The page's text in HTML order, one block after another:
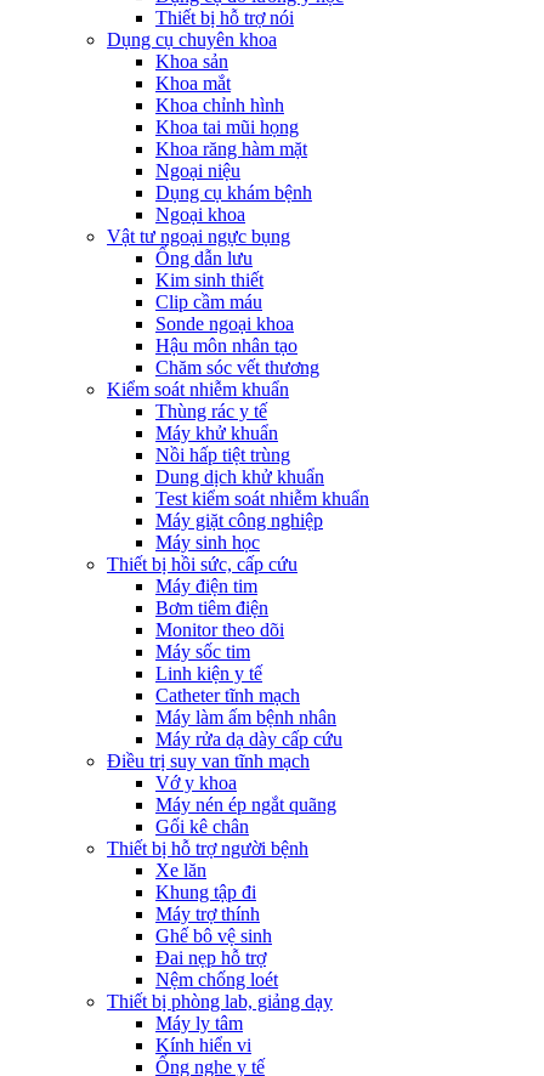
Thiết bị hỗ trợ nói
Dụng cụ chuyên khoa
Khoa sản
Khoa mắt
Khoa chỉnh hình
Khoa tai mũi họng
Khoa răng hàm mặt
Ngoại niệu
Dụng cụ khám bệnh
Ngoại khoa
Vật tư ngoại ngực bụng
Ống dẫn lưu
Kim sinh thiết
Clip cầm máu
Sonde ngoại khoa
Hậu môn nhân tạo
Chăm sóc vết thương
Kiểm soát nhiễm khuẩn
Thùng rác y tế
Máy khử khuẩn
Nồi hấp tiệt trùng
Dung dịch khử khuẩn
Test kiểm soát nhiễm khuẩn
Máy giặt công nghiệp
Máy sinh học
Thiết bị hồi sức, cấp cứu
Máy điện tim
Bơm tiêm điện
Monitor theo dõi
Máy sốc tim
Linh kiện y tế
Catheter tĩnh mạch
Máy làm ấm bệnh nhân
Máy rửa dạ dày cấp cứu
Điều trị suy van tĩnh mạch
Vớ y khoa
Máy nén ép ngắt quãng
Gối kê chân
Thiết bị hỗ trợ người bệnh
Xe lăn
Khung tập đi
Máy trợ thính
Ghế bô vệ sinh
Đai nẹp hỗ trợ
Nệm chống loét
Thiết bị phòng lab, giảng dạy
Máy ly tâm
Kính hiển vi
Ống nghe y tế